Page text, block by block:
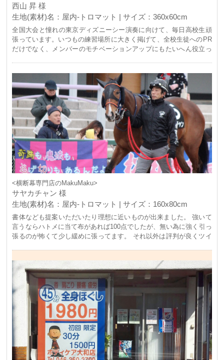
西山 昇 様
生地(素材)名：屋内-トロマット | サイズ：360x60cm
全国大会と憧れの東京ディズニーシー演奏に向けて、毎日高校生頑
張っています。いつもの練習場所に大きく掲げて、全校生徒へのPR
だけでなく、メンバーのモチベーションアップにもたいへん役立っ
<横断幕専門店のMakuMaku>
サヤカチャン 様
生地(素材)名：屋内-トロマット | サイズ：160x80cm
書体なども提案いただいたり理想に近いものが出来ました。 強いて
言うならハトメに当て布があれば100点でしたが、無い為に強く引っ
張るのが怖くて少し緩めに張ってます。 それ以外は評判が良くツイ